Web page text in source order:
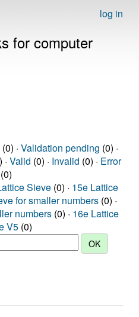
log in
for computer
· Validation pending (0) ·
Valid (0) · Invalid (0) · Error
(0)
Sieve (0) · 15e Lattice
for smaller numbers (0) ·
numbers (0) · 16e Lattice
V5 (0)